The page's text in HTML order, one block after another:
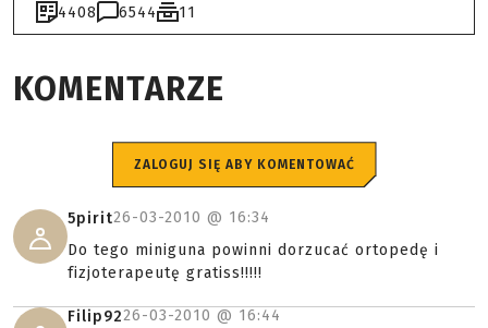
4408 6544 11
KOMENTARZE
ZALOGUJ SIĘ ABY KOMENTOWAĆ
5pirit26-03-2010 @ 16:34
Do tego miniguna powinni dorzucać ortopedę i
fizjoterapeutę gratiss!!!!!
Filip9226-03-2010 @ 16:44